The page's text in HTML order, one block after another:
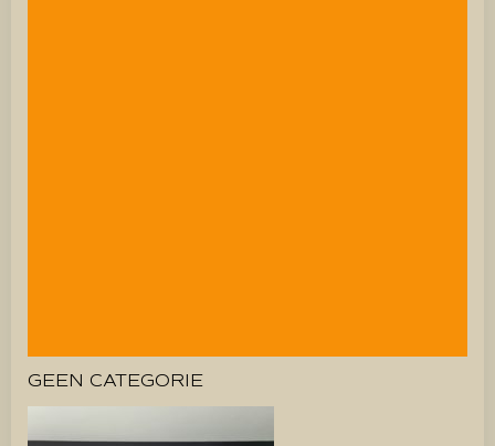
GEEN CATEGORIE